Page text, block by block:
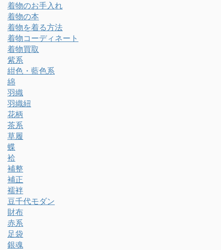
着物のお手入れ
着物の本
着物を着る方法
着物コーディネート
着物買取
紫系
紺色・藍色系
綿
羽織
羽織紐
花柄
茶系
草履
蝶
袷
補整
補正
襦袢
豆千代モダン
財布
赤系
足袋
銀魂